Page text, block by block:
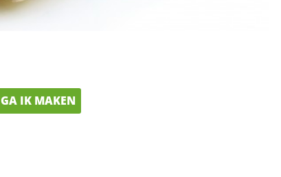
GA IK MAKEN